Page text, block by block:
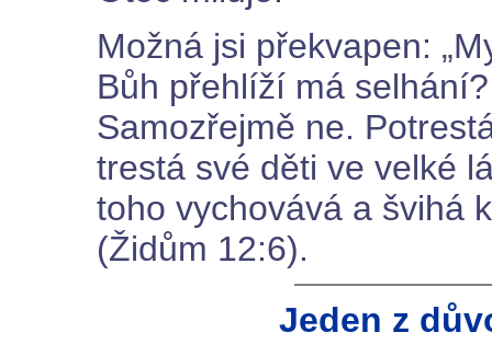
Možná jsi překvapen:
Bůh přehlíží má
Samozřejmě ne.
trestá své děti ve velké
toho vychovává a švihá
(Židům 12:6).
Jeden z